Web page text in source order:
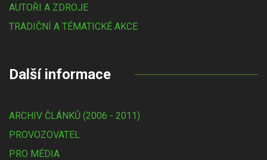
AUTOŘI A ZDROJE
TRADIČNÍ A TÉMATICKÉ AKCE
Další informace
ARCHIV ČLÁNKŮ (2006 - 2011)
PROVOZOVATEL
PRO MÉDIA